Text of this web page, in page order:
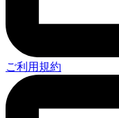
ご利用規約